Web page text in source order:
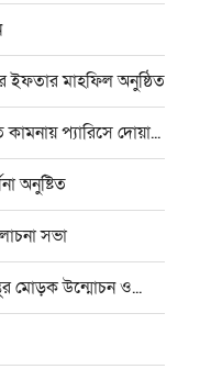
ইফতার মাহফিল অনুষ্ঠিত
প‍্যারিসে দোয়া...
অনুষ্টিত
সভা
মোড়ক উন্মোচন ও...